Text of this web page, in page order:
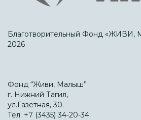
Благотворительный Фонд
2026
Фонд “Живи, Малыш”
г. Нижний Тагил,
ул.Газетная, 30.
Тел: +7 (3435) 34-20-34.